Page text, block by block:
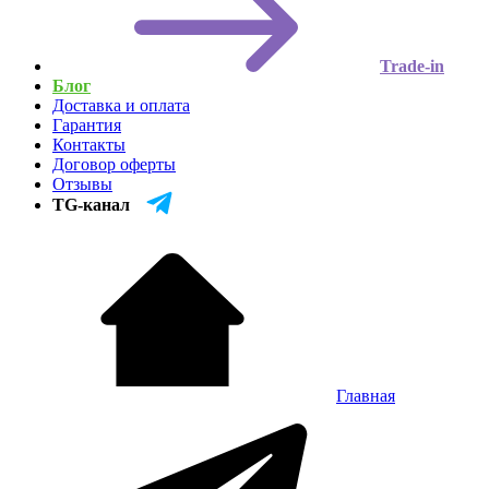
Trade-in
Блог
Доставка и оплата
Гарантия
Контакты
Договор оферты
Отзывы
TG-канал
Главная